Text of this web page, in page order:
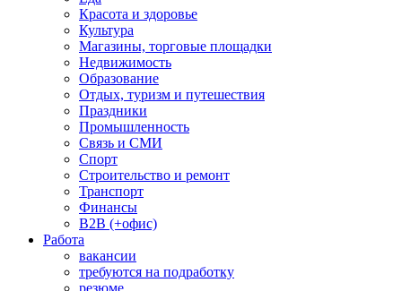
Красота и здоровье
Культура
Магазины, торговые площадки
Недвижимость
Образование
Отдых, туризм и путешествия
Праздники
Промышленность
Связь и СМИ
Спорт
Строительство и ремонт
Транспорт
Финансы
B2B (+офис)
Работа
вакансии
требуются на подработку
резюме